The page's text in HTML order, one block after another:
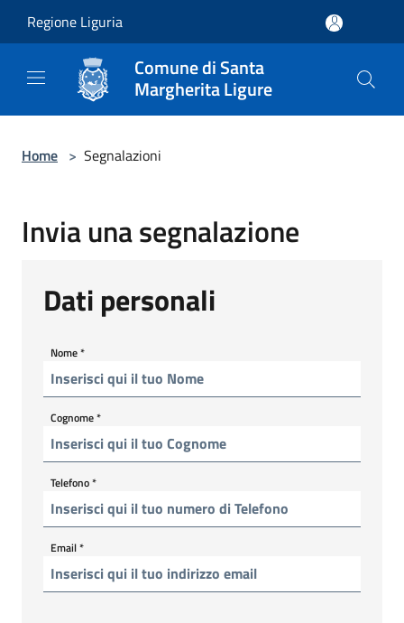
Regione Liguria
Comune di Santa
Margherita Ligure
Home > Segnalazioni
Invia una segnalazione
Dati personali
Nome*
Cognome*
Telefono*
Email*